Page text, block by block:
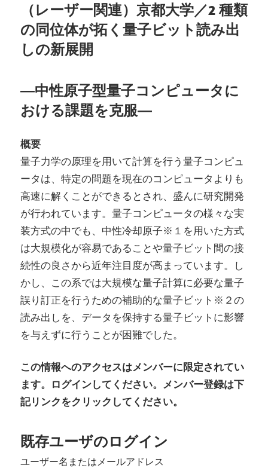
（レーザー関連）京都大学／2 種類
の同位体が拓く量子ビット読み出
しの新展開
―中性原子型量子コンピュータに
おける課題を克服―
概要
量子力学の原理を用いて計算を行う量子コンピュ
ータは、特定の問題を現在のコンピュータよりも
高速に解くことができるとされ、盛んに研究開発
が行われています。量子コンピュータの様々な実
装方式の中でも、中性冷却原子※１を用いた方式
は大規模化が容易であることや量子ビット間の接
続性の良さから近年注目度が高まっています。し
かし、この系では大規模な量子計算に必要な量子
誤り訂正を行うための補助的な量子ビット※２の
読み出しを、データを保持する量子ビットに影響
を与えずに行うことが困難でした。
この情報へのアクセスはメンバーに限定されてい
ます。ログインしてください。メンバー登録は下
記リンクをクリックしてください。
既存ユーザのログイン
ユーザー名またはメールアドレス